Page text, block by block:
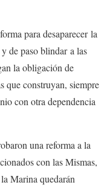
para desaparecer la
de paso blindar a las
la obligación de
que construyan, siempre
con otra dependencia
una reforma a la
con las Mismas,
Marina quedarán